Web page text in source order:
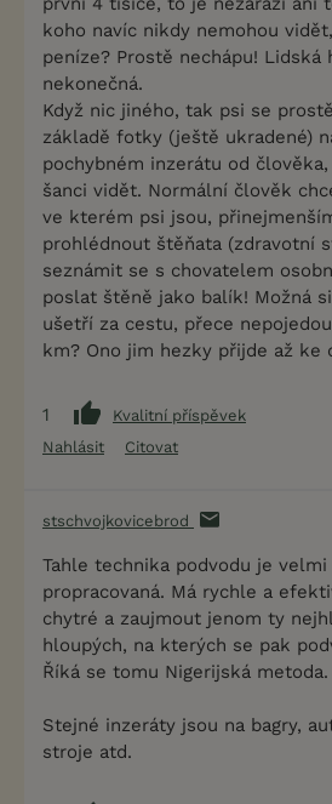
koho navíc nikdy nemohou
peníze? Prostě nechápu! Lidská
nekonečná.
Když nic jiného, tak psi se
základě fotky (ještě ukradené)
pochybném inzerátu od
šanci vidět. Normální člověk
ve kterém psi jsou,
prohlédnout štěňata (zdravotní
seznámit se s chovatelem
poslat štěně jako balík! Možná
ušetří za cestu, přece
km? Ono jim hezky přijde až ke
1
Kvalitní příspěvek
Nahlásit
Citovat
stschvojkovicebrod
Tahle technika podvodu je velmi
propracovaná. Má rychle a
chytré a zaujmout jenom ty
hloupých, na kterých se pak
Říká se tomu Nigerijská metoda.
Stejné inzeráty jsou na bagry,
stroje atd.